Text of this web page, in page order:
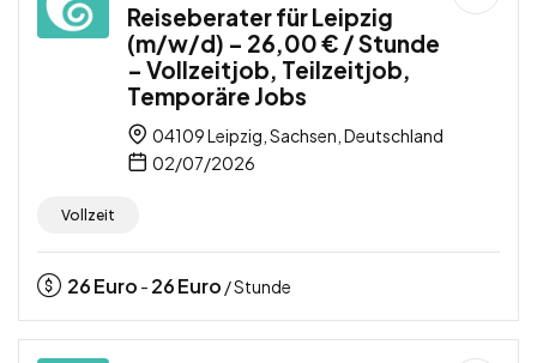
Reiseberater für Leipzig
(m/w/d) – 26,00 € / Stunde
– Vollzeitjob, Teilzeitjob,
Temporäre Jobs
04109 Leipzig, Sachsen, Deutschland
02/07/2026
Vollzeit
26Euro - 26Euro / Stunde